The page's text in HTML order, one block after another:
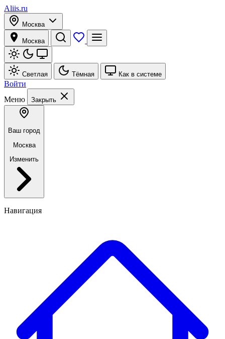
Aliis.ru
Москва
Москва
Светлая Тёмная Как в системе
Войти
Меню
Закрыть
Ваш город
Москва
Изменить
Навигация